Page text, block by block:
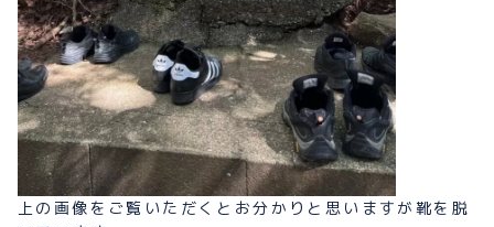
上の画像をご覧いただくとお分かりと思いますが靴を脱